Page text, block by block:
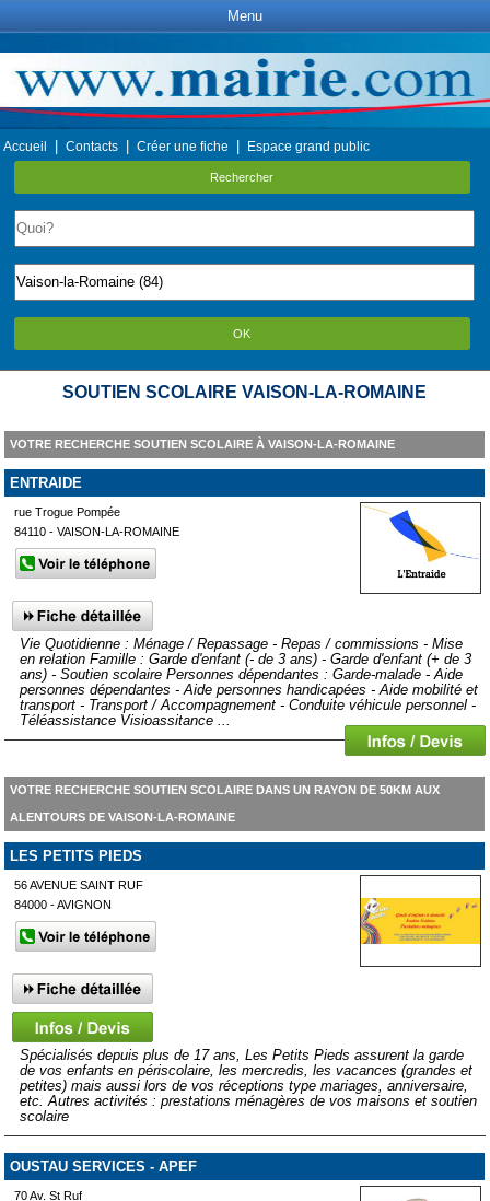
Menu
Accueil Contacts Créer une fiche Espace grand public
Rechercher
OK
SOUTIEN SCOLAIRE VAISON-LA-ROMAINE
VOTRE RECHERCHE SOUTIEN SCOLAIRE À VAISON-LA-ROMAINE
ENTRAIDE
rue Trogue Pompée
84110 - VAISON-LA-ROMAINE
Vie Quotidienne : Ménage / Repassage - Repas / commissions - Mise
en relation Famille : Garde d'enfant (- de 3 ans) - Garde d'enfant (+ de 3
ans) - Soutien scolaire Personnes dépendantes : Garde-malade - Aide
personnes dépendantes - Aide personnes handicapées - Aide mobilité et
transport - Transport / Accompagnement - Conduite véhicule personnel -
Téléassistance Visioassitance ...
VOTRE RECHERCHE SOUTIEN SCOLAIRE DANS UN RAYON DE 50KM AUX
ALENTOURS DE VAISON-LA-ROMAINE
LES PETITS PIEDS
56 AVENUE SAINT RUF
84000 - AVIGNON
Spécialisés depuis plus de 17 ans, Les Petits Pieds assurent la garde
de vos enfants en périscolaire, les mercredis, les vacances (grandes et
petites) mais aussi lors de vos réceptions type mariages, anniversaire,
etc. Autres activités : prestations ménagères de vos maisons et soutien
scolaire
OUSTAU SERVICES - APEF
70 Av. St Ruf